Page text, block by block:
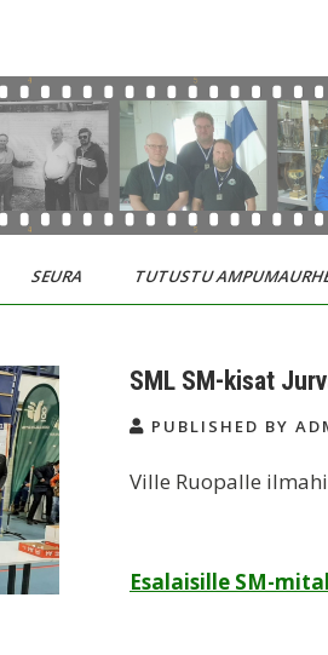
SEURA TUTUSTU
SML SM-kisat
PUBLISHED BY
Ville Ruopalle
Esalaisille SM-